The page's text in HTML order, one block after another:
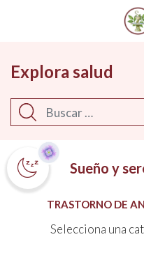
Main
Explora salud
Buscar
Sueño y
TRASTORNO DE
Selecciona una